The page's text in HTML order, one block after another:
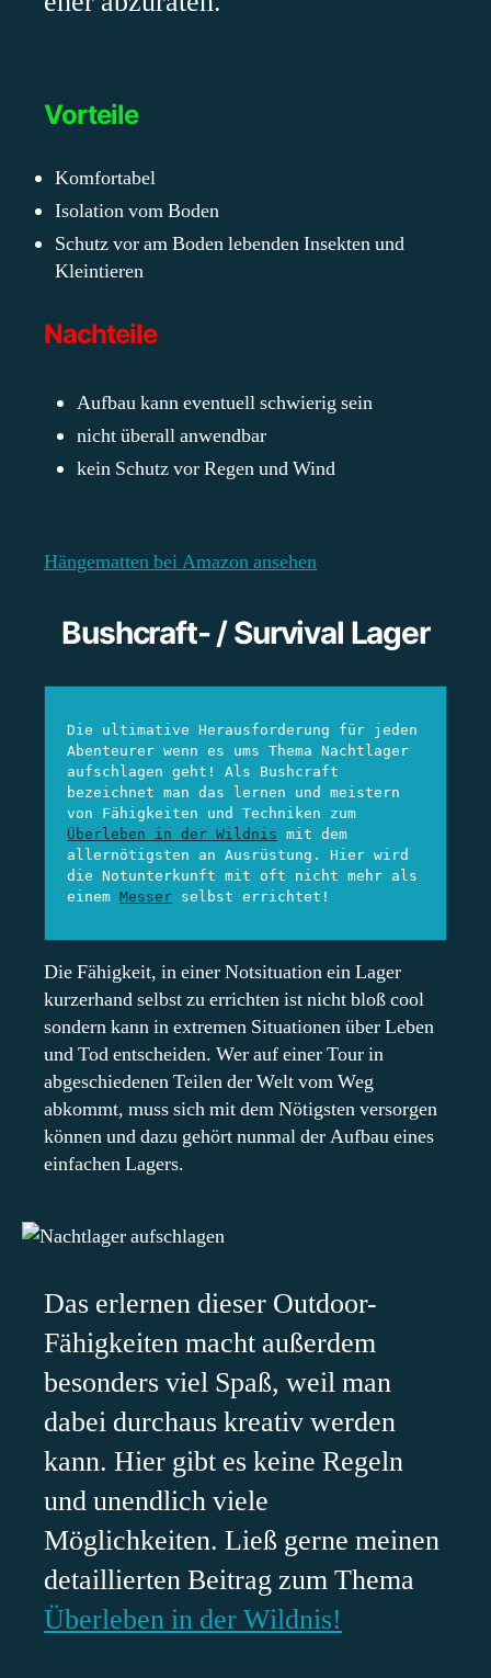
Vorteile
Komfortabel
Isolation vom Boden
Schutz vor am Boden lebenden Insekten und
Kleintieren
Nachteile
Aufbau kann eventuell schwierig sein
nicht überall anwendbar
kein Schutz vor Regen und Wind
Hängematten bei Amazon ansehen
Bushcraft- / Survival Lager
Die ultimative Herausforderung für jeden
Abenteurer wenn es ums Thema Nachtlager
aufschlagen geht! Als Bushcraft
bezeichnet man das lernen und meistern
Überleben in der Wildnis mit dem
allernötigsten an Ausrüstung. Hier wird
die Notunterkunft mit oft nicht mehr als
einem Messer selbst errichtet!
Die Fähigkeit, in einer Notsituation ein Lager
kurzerhand selbst zu errichten ist nicht bloß cool
sondern kann in extremen Situationen über Leben
und Tod entscheiden. Wer auf einer Tour in
abgeschiedenen Teilen der Welt vom Weg
abkommt, muss sich mit dem Nötigsten versorgen
können und dazu gehört nunmal der Aufbau eines
einfachen Lagers.
Das erlernen dieser Outdoor-
Fähigkeiten macht außerdem
besonders viel Spaß, weil man
dabei durchaus kreativ werden
kann. Hier gibt es keine Regeln
und unendlich viele
Möglichkeiten. Ließ gerne meinen
detaillierten Beitrag zum Thema
Überleben in der Wildnis!